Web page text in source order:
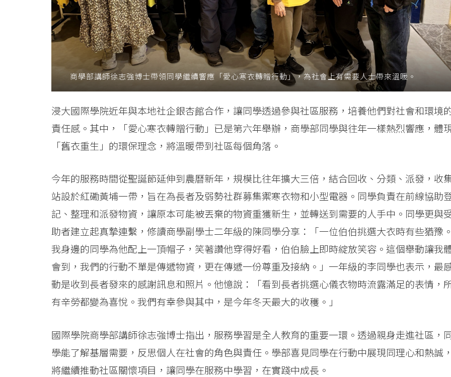
Baptist
商學部講師徐志強博士帶領同學繼續響應「愛心寒衣轉贈行動」，為社會上有需要人士帶來溫暖。
浸大國際學院近年與本地社企銀杏館合作，讓同學透過參與社區服務，培養他們對社會和環境
責任感。其中，「愛心寒衣轉贈行動」已是第六年舉辦，商學部同學與往年一樣熱烈響應，體
「舊衣重生」的環保理念，將溫暖帶到社區每個角落。
今年的服務時間從聖誕節延伸到農曆新年，規模比往年擴大三倍，結合回收、分類、派發，收
站設於紅磡黃埔一帶，旨在為長者及弱勢社群募集禦寒衣物和小型電器。同學負責在前線協助
記、整理和派發物資，讓原本可能被丟棄的物資重獲新生，並轉送到需要的人手中。同學更與
助者建立起真摯連繫，修讀商學副學士二年級的陳同學分享：「一位伯伯挑選大衣時有些猶豫。
我身邊的同學為他配上一頂帽子，笑著讚他穿得好看，伯伯臉上即時綻放笑容。這個舉動讓我
會到，我們的行動不單是傳遞物資，更在傳遞一份尊重及接納。」一年級的李同學也表示，最
動是收到長者發來的感謝訊息和照片。他憶說：「看到長者挑選心儀衣物時流露滿足的表情，
有辛勞都變為喜悅。我們有幸參與其中，是今年冬天最大的收穫。」
國際學院商學部講師徐志強博士指出，服務學習是全人教育的重要一環。透過親身走進社區，
學能了解基層需要，反思個人在社會的角色與責任。學部喜見同學在行動中展現同理心和熱誠，
將繼續推動社區關懷項目，讓同學在服務中學習，在實踐中成長。